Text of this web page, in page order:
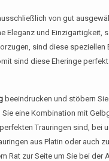
von gut
Eleganz und Einzigartigkeit,
sind diese
sind diese Eheringe
beeindrucken und stöbern
eine Kombination mit
Trauringen sind,
aus Platin oder
Rat zur Seite um Sie bei der